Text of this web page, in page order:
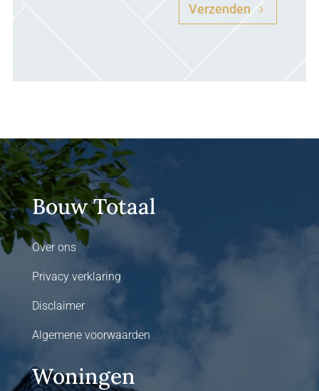
Verzenden
Bouw Totaal
Over ons
Privacy verklaring
Disclaimer
Algemene voorwaarden
Woningen